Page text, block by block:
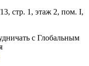
стр. 1, этаж 2, пом. I,
с Глобальным